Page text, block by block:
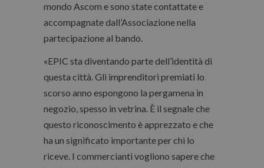
mondo Ascom e sono state contattate e
accompagnate dall’Associazione nella
partecipazione al bando.
«EPIC sta diventando parte dell’identità di
questa città. Gli imprenditori premiati lo
scorso anno espongono la pergamena in
negozio, spesso in vetrina. È il segnale che
questo riconoscimento è apprezzato e che
ha un significato importante per chi lo
riceve. I commercianti vogliono sapere che